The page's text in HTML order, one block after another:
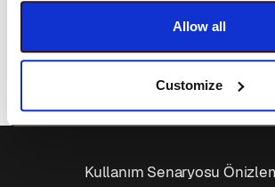
Allow all
Customize
Siya Joshi
Senior Marketing Analyst
Kullanım Senaryosu